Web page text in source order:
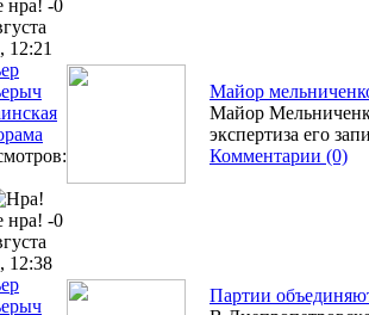
-0
12:21
-0
Майор
Майор
экспертиза его
Комментарии (0)
12:38
Партии